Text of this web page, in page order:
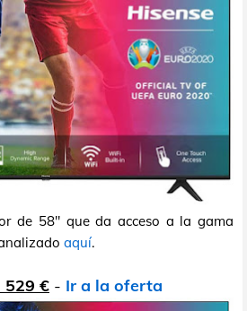
de 58" que da acceso a la gama
aquí.
529 € - Ir a la oferta